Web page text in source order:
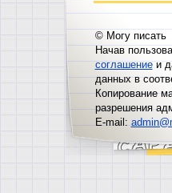
© Могу писать
Начав
соглашениеи
данных в
Копирование
разрешения
E-mail: